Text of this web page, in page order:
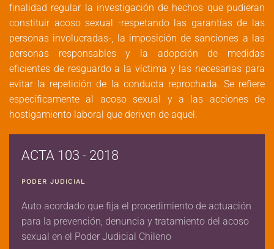
finalidad regular la investigación de hechos que pudieran
constituir acoso sexual -respetando las garantías de las
personas involucradas-, la imposición de sanciones a las
personas responsables y la adopción de medidas
eficientes de resguardo a la víctima y las necesarias para
evitar la repetición de la conducta reprochada. Se refiere
específicamente al acoso sexual y a las acciones de
hostigamiento laboral que deriven de aquel.
ACTA 103 - 2018
PODER JUDICIAL
Auto acordado que fija el procedimiento de actuación
para la prevención, denuncia y tratamiento del acoso
sexual en el Poder Judicial Chileno